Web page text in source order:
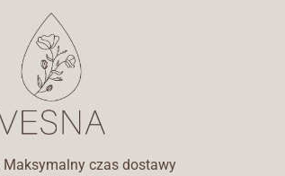
Maksymalny czas dostawy